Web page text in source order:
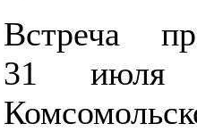
Встреча
31